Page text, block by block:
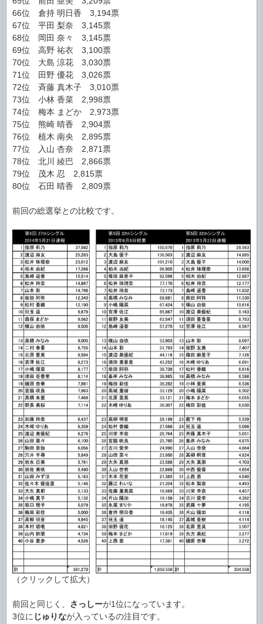
66位 倉持 明日香 3,194票
67位 平田 梨奈 3,145票
68位 岡田 奈々 3,145票
69位 高野 祐衣 3,100票
70位 大島 涼花 3,030票
71位 田野 優花 3,026票
72位 斉藤 真木子 3,010票
73位 小林 香菜 2,998票
74位 梅本 まどか 2,973票
75位 熊崎 晴香 2,904票
76位 植木 南央 2,895票
77位 入山 杏奈 2,871票
78位 北川 綾巴 2,866票
79位 茂木 忍 2,815票
80位 石田 晴香 2,809票
前回の総選挙との比較です。
（クリックして拡大）
前回と同じく、 さっしーが1位になっています。
3位に じゅりなが入っているの注目です。